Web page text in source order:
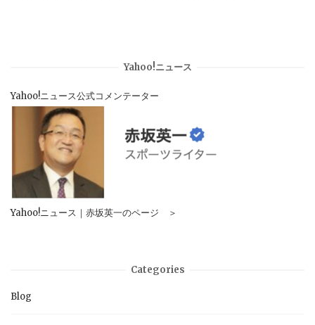
Yahoo!ニュース
Yahoo!ニュース公式コメンテーター
Yahoo!ニュース｜赤坂英一のページ ＞
Categories
Blog